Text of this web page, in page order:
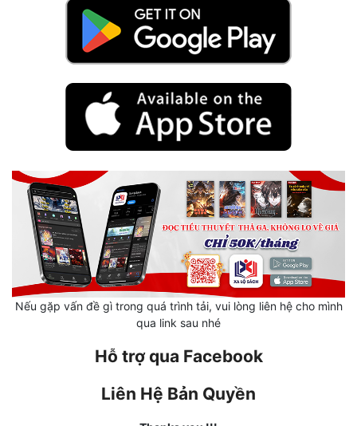
Huyền Huyễn
Huyền Nghi
Huyền Ảo
Hài Hước
Hệ Thống
Khoa Huyễn Không Gian
Nếu gặp vấn đề gì trong quá trình tải, vui lòng liên hệ cho mình
qua link sau nhé
Hỗ trợ qua Facebook
Liên Hệ Bản Quyền